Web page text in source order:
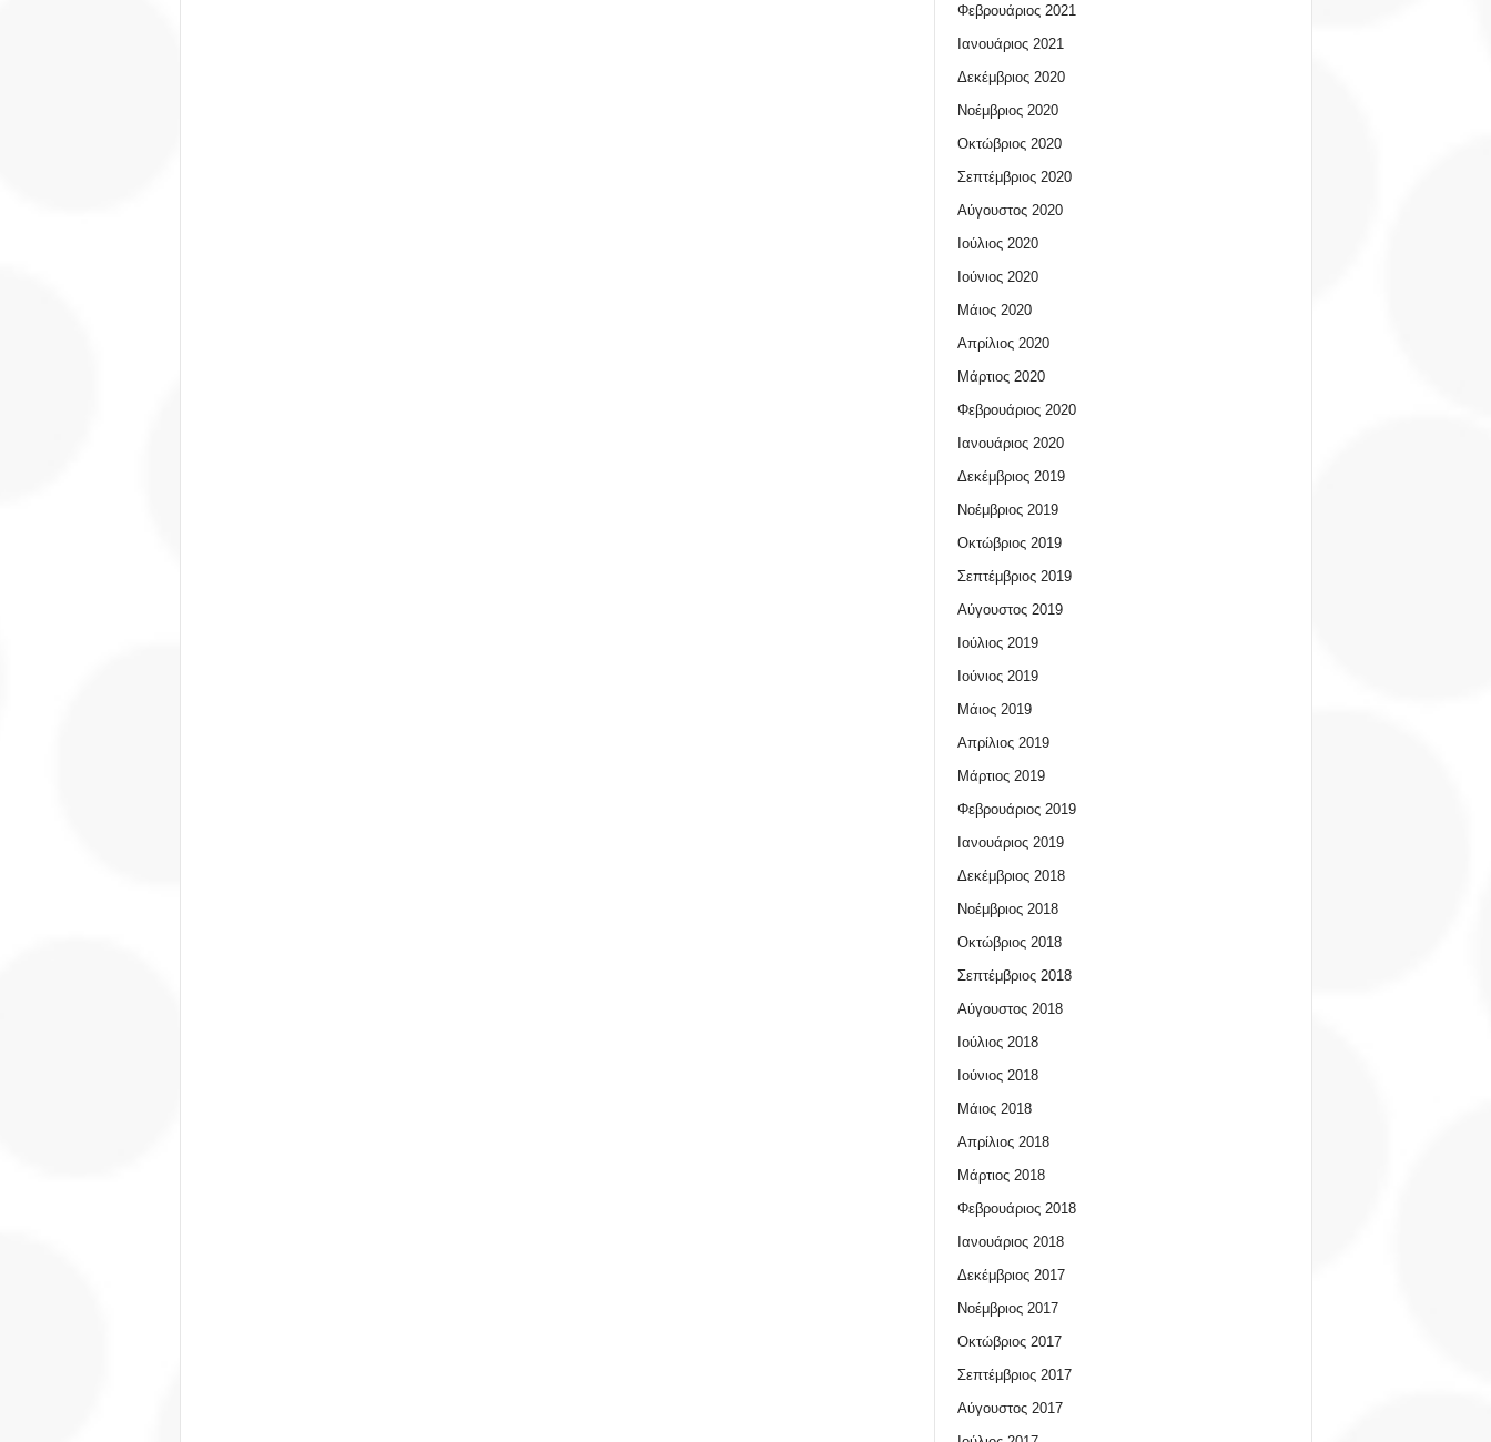
Φεβρουάριος 2021
Ιανουάριος 2021
Δεκέμβριος 2020
Νοέμβριος 2020
Οκτώβριος 2020
Σεπτέμβριος 2020
Αύγουστος 2020
Ιούλιος 2020
Ιούνιος 2020
Μάιος 2020
Απρίλιος 2020
Μάρτιος 2020
Φεβρουάριος 2020
Ιανουάριος 2020
Δεκέμβριος 2019
Νοέμβριος 2019
Οκτώβριος 2019
Σεπτέμβριος 2019
Αύγουστος 2019
Ιούλιος 2019
Ιούνιος 2019
Μάιος 2019
Απρίλιος 2019
Μάρτιος 2019
Φεβρουάριος 2019
Ιανουάριος 2019
Δεκέμβριος 2018
Νοέμβριος 2018
Οκτώβριος 2018
Σεπτέμβριος 2018
Αύγουστος 2018
Ιούλιος 2018
Ιούνιος 2018
Μάιος 2018
Απρίλιος 2018
Μάρτιος 2018
Φεβρουάριος 2018
Ιανουάριος 2018
Δεκέμβριος 2017
Νοέμβριος 2017
Οκτώβριος 2017
Σεπτέμβριος 2017
Αύγουστος 2017